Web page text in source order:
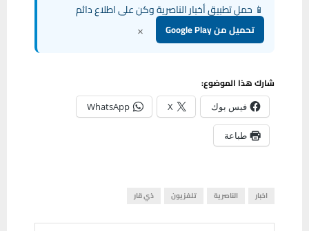
📱 حمل تطبيق أخبار الناصرية وكن على اطلاع دائم
تحميل من Google Play ×
شارك هذا الموضوع:
فيس بوك X
WhatsApp
طباعة
اخبار الناصرية تلفزيون ذي قار